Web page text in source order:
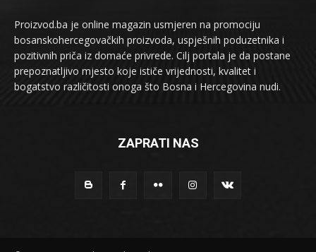
Proizvod.ba je online magazin usmjeren na promociju
bosanskohercegovačkih proizvoda, uspješnih poduzetnika i
pozitivnih priča iz domaće privrede. Cilj portala je da postane
prepoznatljivo mjesto koje ističe vrijednosti, kvalitet i
bogatstvo različitosti onoga što Bosna i Hercegovina nudi.
ZAPRATI NAS